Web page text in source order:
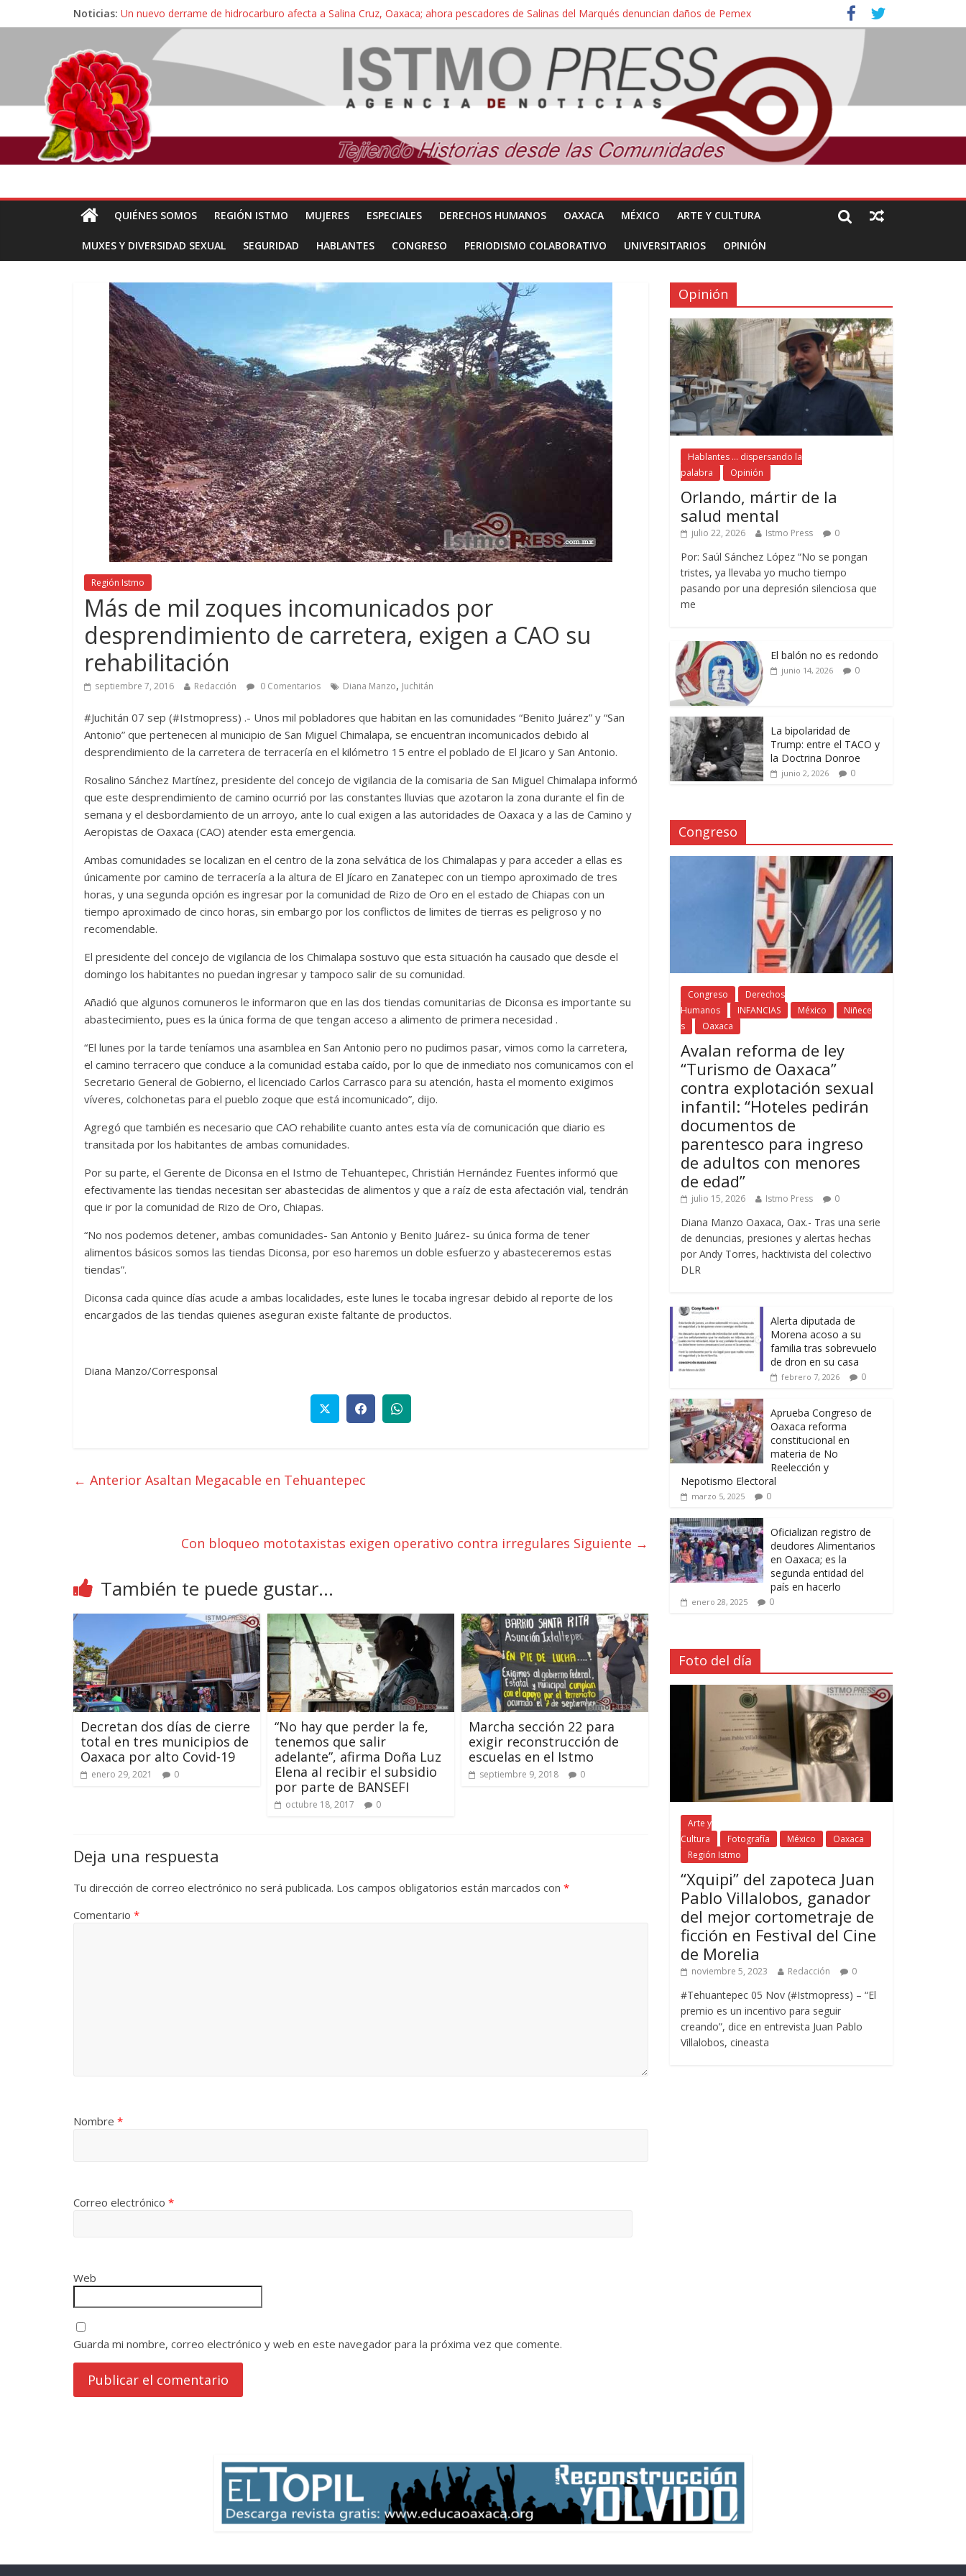
Noticias: Un nuevo derrame de hidrocarburo afecta a Salina Cruz, Oaxaca; ahora pescadores de Salinas del Marqués denuncian daños de Pemex
Ángel, el joven autista expulsado por la Universidad Bienestar de Ixtepec, Oaxaca vuelve a las aulas tras amparo
Familiares de periodista Alejandro Leyva se reúnen con titular de la SEGOB y exigen detener a los autores materiales e intelectuales de su asesinato
Alertan pescadores de Juchitán, Oaxaca de nuevo despojo de su territorio para construir un parque eólico
Pescadores y comuneros ikoots detienen la extracción ilegal de material pétreo de gravera Oyamel
QUIÉNES SOMOS REGIÓN ISTMO MUJERES ESPECIALES DERECHOS HUMANOS OAXACA MÉXICO ARTE Y CULTURA
MUXES Y DIVERSIDAD SEXUAL SEGURIDAD HABLANTES CONGRESO PERIODISMO COLABORATIVO UNIVERSITARIOS OPINIÓN
Región Istmo
Más de mil zoques incomunicados por
desprendimiento de carretera, exigen a CAO su
rehabilitación
septiembre 7, 2016 Redacción 0 Comentarios Diana Manzo, Juchitán
#Juchitán 07 sep (#Istmopress) .- Unos mil pobladores que habitan en las comunidades “Benito Juárez” y “San
Antonio” que pertenecen al municipio de San Miguel Chimalapa, se encuentran incomunicados debido al
desprendimiento de la carretera de terracería en el kilómetro 15 entre el poblado de El Jicaro y San Antonio.
Rosalino Sánchez Martínez, presidente del concejo de vigilancia de la comisaria de San Miguel Chimalapa informó
que este desprendimiento de camino ocurrió por las constantes lluvias que azotaron la zona durante el fin de
semana y el desbordamiento de un arroyo, ante lo cual exigen a las autoridades de Oaxaca y a las de Camino y
Aeropistas de Oaxaca (CAO) atender esta emergencia.
Ambas comunidades se localizan en el centro de la zona selvática de los Chimalapas y para acceder a ellas es
únicamente por camino de terracería a la altura de El Jícaro en Zanatepec con un tiempo aproximado de tres
horas, y una segunda opción es ingresar por la comunidad de Rizo de Oro en el estado de Chiapas con un
tiempo aproximado de cinco horas, sin embargo por los conflictos de limites de tierras es peligroso y no
recomendable.
El presidente del concejo de vigilancia de los Chimalapa sostuvo que esta situación ha causado que desde el
domingo los habitantes no puedan ingresar y tampoco salir de su comunidad.
Añadió que algunos comuneros le informaron que en las dos tiendas comunitarias de Diconsa es importante su
abastecimiento, pues es la única forma de que tengan acceso a alimento de primera necesidad .
“El lunes por la tarde teníamos una asamblea en San Antonio pero no pudimos pasar, vimos como la carretera,
el camino terracero que conduce a la comunidad estaba caído, por lo que de inmediato nos comunicamos con el
Secretario General de Gobierno, el licenciado Carlos Carrasco para su atención, hasta el momento exigimos
víveres, colchonetas para el pueblo zoque que está incomunicado”, dijo.
Agregó que también es necesario que CAO rehabilite cuanto antes esta vía de comunicación que diario es
transitada por los habitantes de ambas comunidades.
Por su parte, el Gerente de Diconsa en el Istmo de Tehuantepec, Christián Hernández Fuentes informó que
efectivamente las tiendas necesitan ser abastecidas de alimentos y que a raíz de esta afectación vial, tendrán
que ir por la comunidad de Rizo de Oro, Chiapas.
“No nos podemos detener, ambas comunidades- San Antonio y Benito Juárez- su única forma de tener
alimentos básicos somos las tiendas Diconsa, por eso haremos un doble esfuerzo y abasteceremos estas
tiendas”.
Diconsa cada quince días acude a ambas localidades, este lunes le tocaba ingresar debido al reporte de los
encargados de las tiendas quienes aseguran existe faltante de productos.
Diana Manzo/Corresponsal
← Anterior Asaltan Megacable en Tehuantepec
Con bloqueo mototaxistas exigen operativo contra irregulares Siguiente →
También te puede gustar...
Decretan dos días de cierre
total en tres municipios de
Oaxaca por alto Covid-19
enero 29, 2021 0
“No hay que perder la fe,
tenemos que salir
adelante”, afirma Doña Luz
Elena al recibir el subsidio
por parte de BANSEFI
octubre 18, 2017 0
Marcha sección 22 para
exigir reconstrucción de
escuelas en el Istmo
septiembre 9, 2018 0
Deja una respuesta
Tu dirección de correo electrónico no será publicada. Los campos obligatorios están marcados con *
Comentario *
Nombre *
Correo electrónico *
Web
Guarda mi nombre, correo electrónico y web en este navegador para la próxima vez que comente.
Opinión
Hablantes ... dispersando la
palabra
Opinión
Orlando, mártir de la
salud mental
julio 22, 2026 Istmo Press 0
Por: Saúl Sánchez López “No se pongan
tristes, ya llevaba yo mucho tiempo
pasando por una depresión silenciosa que
me
El balón no es redondo
junio 14, 2026 0
La bipolaridad de
Trump: entre el TACO y
la Doctrina Donroe
junio 2, 2026 0
Congreso
Congreso
Derechos
Humanos
INFANCIAS México
Niñece
s
Oaxaca
Avalan reforma de ley
“Turismo de Oaxaca”
contra explotación sexual
infantil: “Hoteles pedirán
documentos de
parentesco para ingreso
de adultos con menores
de edad”
julio 15, 2026 Istmo Press 0
Diana Manzo Oaxaca, Oax.- Tras una serie
de denuncias, presiones y alertas hechas
por Andy Torres, hacktivista del colectivo
DLR
Alerta diputada de
Morena acoso a su
familia tras sobrevuelo
de dron en su casa
febrero 7, 2026 0
Aprueba Congreso de
Oaxaca reforma
constitucional en
materia de No
Reelección y
Nepotismo Electoral
marzo 5, 2025 0
Oficializan registro de
deudores Alimentarios
en Oaxaca; es la
segunda entidad del
país en hacerlo
enero 28, 2025 0
Foto del día
Arte y
Cultura
Fotografía México
Oaxaca
Región Istmo
“Xquipi” del zapoteca Juan
Pablo Villalobos, ganador
del mejor cortometraje de
ficción en Festival del Cine
de Morelia
noviembre 5, 2023 Redacción 0
#Tehuantepec 05 Nov (#Istmopress) – “El
premio es un incentivo para seguir
creando”, dice en entrevista Juan Pablo
Villalobos, cineasta